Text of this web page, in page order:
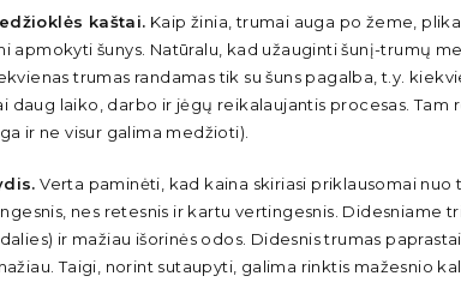
kaštai. Kaip žinia, trumai auga po žeme,
apmokyti šunys. Natūralu, kad užauginti šunį-trumų
trumas randamas tik su šuns pagalba, t.y.
daug laiko, darbo ir jėgų reikalaujantis procesas. Tam
ir ne visur galima medžioti).
Verta paminėti, kad kaina skiriasi priklausomai
nes retesnis ir kartu vertingesnis. Didesniame
ir mažiau išorinės odos. Didesnis trumas
Taigi, norint sutaupyti, galima rinktis mažesnio